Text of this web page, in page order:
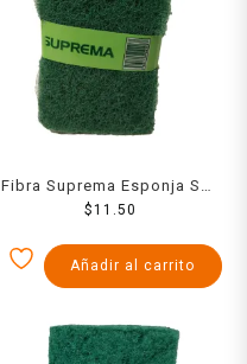
Fibra Suprema Esponja Su3
8 X 12
$11.50
Añadir al carrito